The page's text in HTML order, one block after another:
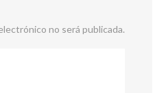
no será publicada.